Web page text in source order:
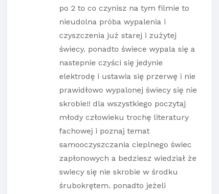
po 2 to co czynisz na tym filmie to
nieudolna próba wypalenia i
czyszczenia już starej i zużytej
świecy. ponadto świece wypala się a
nastepnie czyści się jedynie
elektrodę i ustawia się przerwę i nie
prawidłowo wypalonej świecy się nie
skrobie!! dla wszystkiego poczytaj
młody człowieku trochę literatury
fachowej i poznaj temat
samooczyszczania cieplnego świec
zapłonowych a bedziesz wiedział że
swiecy się nie skrobie w środku
śrubokrętem. ponadto jeżeli